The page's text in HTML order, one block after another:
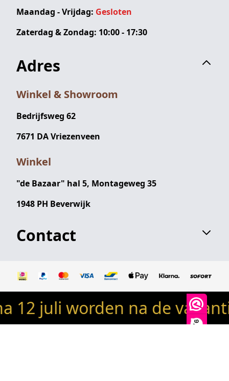
9,9
Maandag - Vrijdag: Gesloten
Zaterdag & Zondag: 10:00 - 17:30
Adres
Winkel & Showroom
Bedrijfsweg 62
7671 DA Vriezenveen
Winkel
"de Bazaar" hal 5, Montageweg 35
1948 PH Beverwijk
Contact
© 2024 Robin's woondeco / robinswoondeco.nl - Alle
rechten voorbehouden
worden na de